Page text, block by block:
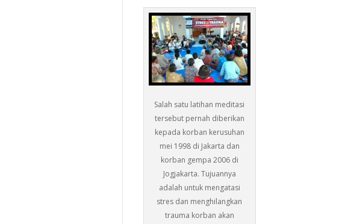
Salah satu latihan meditasi
tersebut pernah diberikan
kepada korban kerusuhan
mei 1998 di Jakarta dan
korban gempa 2006 di
Jogjakarta. Tujuannya
adalah untuk mengatasi
stres dan menghilangkan
trauma korban akan